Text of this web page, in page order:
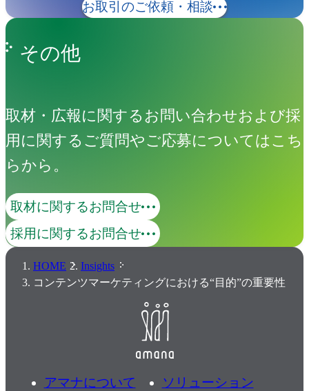
お取引のご依頼・相談
その他
取材・広報に関するお問い合わせおよび採
用に関するご質問やご応募についてはこち
らから。
取材に関するお問合せ
採用に関するお問合せ
HOME
Insights
コンテンツマーケティングにおける“目的”の重要性
アマナについて
ソリューション